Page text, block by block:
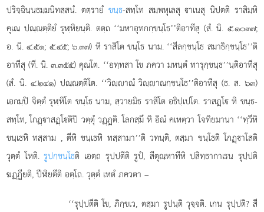
ปริจฺฉินฺนธมฺมนิทสฺสนํ. ตตฺรายํ ขนฺธ-สทฺโท สมฺพหุเลสุ าเนสุ นิปตติ ราสิมฺหิ
คุเณ ปณฺณตฺติยํ รุฬฺหิยนฺติ. ตตฺถ ‘‘มหาอุทกกฺขนฺโธ’’ติอาทีสุ (สํ. นิ. ๕.๑๐๓๗;
อ. นิ. ๔.๕๑; ๕.๔๕; ๖.๓๗) หิ ราสิโต ขนฺโธ นาม. ‘‘สีลกฺขนฺโธ สมาธิกฺขนฺโธ’’ติ
อาทีสุ (ที. นิ. ๓.๓๕๕) คุณโต. ‘‘อทฺทสา โข ภควา มหนฺตํ ทารุกฺขนฺธ’’นฺติอาทีสุ
(สํ. นิ. ๔.๒๔๑) ปณฺณตฺติโต. ‘‘วิฺาณํ วิฺาณกฺขนฺโธ’’ติอาทีสุ (ธ. ส. ๖๓)
เอกมฺปิ จิตฺตํ รุฬฺหิโต ขนฺโธ นาม, สฺวายมิธ ราสิโต อธิปฺเปโต. ราสฏฺโ หิ ขนฺธ-
สทฺโท, โกฏฺาสฏฺโติปิ วตฺตุํ วฏฺฏติ. โลกสฺมึ หิ อิณํ คเหตฺวา โจทิยมานา ‘‘ทฺวีหิ
ขนฺเธหิ ทสฺสาม , ตีหิ ขนฺเธหิ ทสฺสามา’’ติ วทนฺติ, ตสฺมา ขนฺโธติ โกฏฺาโสติ
วุตฺตํโหติ.รูปกฺขนฺโธติ เอตฺถ รุปฺปตีติ รูปํ, สีตุณฺหาทีหิ ปสิทฺธากาเรน รุปฺปติ
ฆฏฺฏียติ, ปีฬิยตีติ อตฺโถ. วุตฺตํ เหตํ ภควตา –
‘‘รุปฺปตีติ โข, ภิกฺขเว, ตสฺมา รูปนฺติ วุจฺจติ. เกน รุปฺปติ? สี